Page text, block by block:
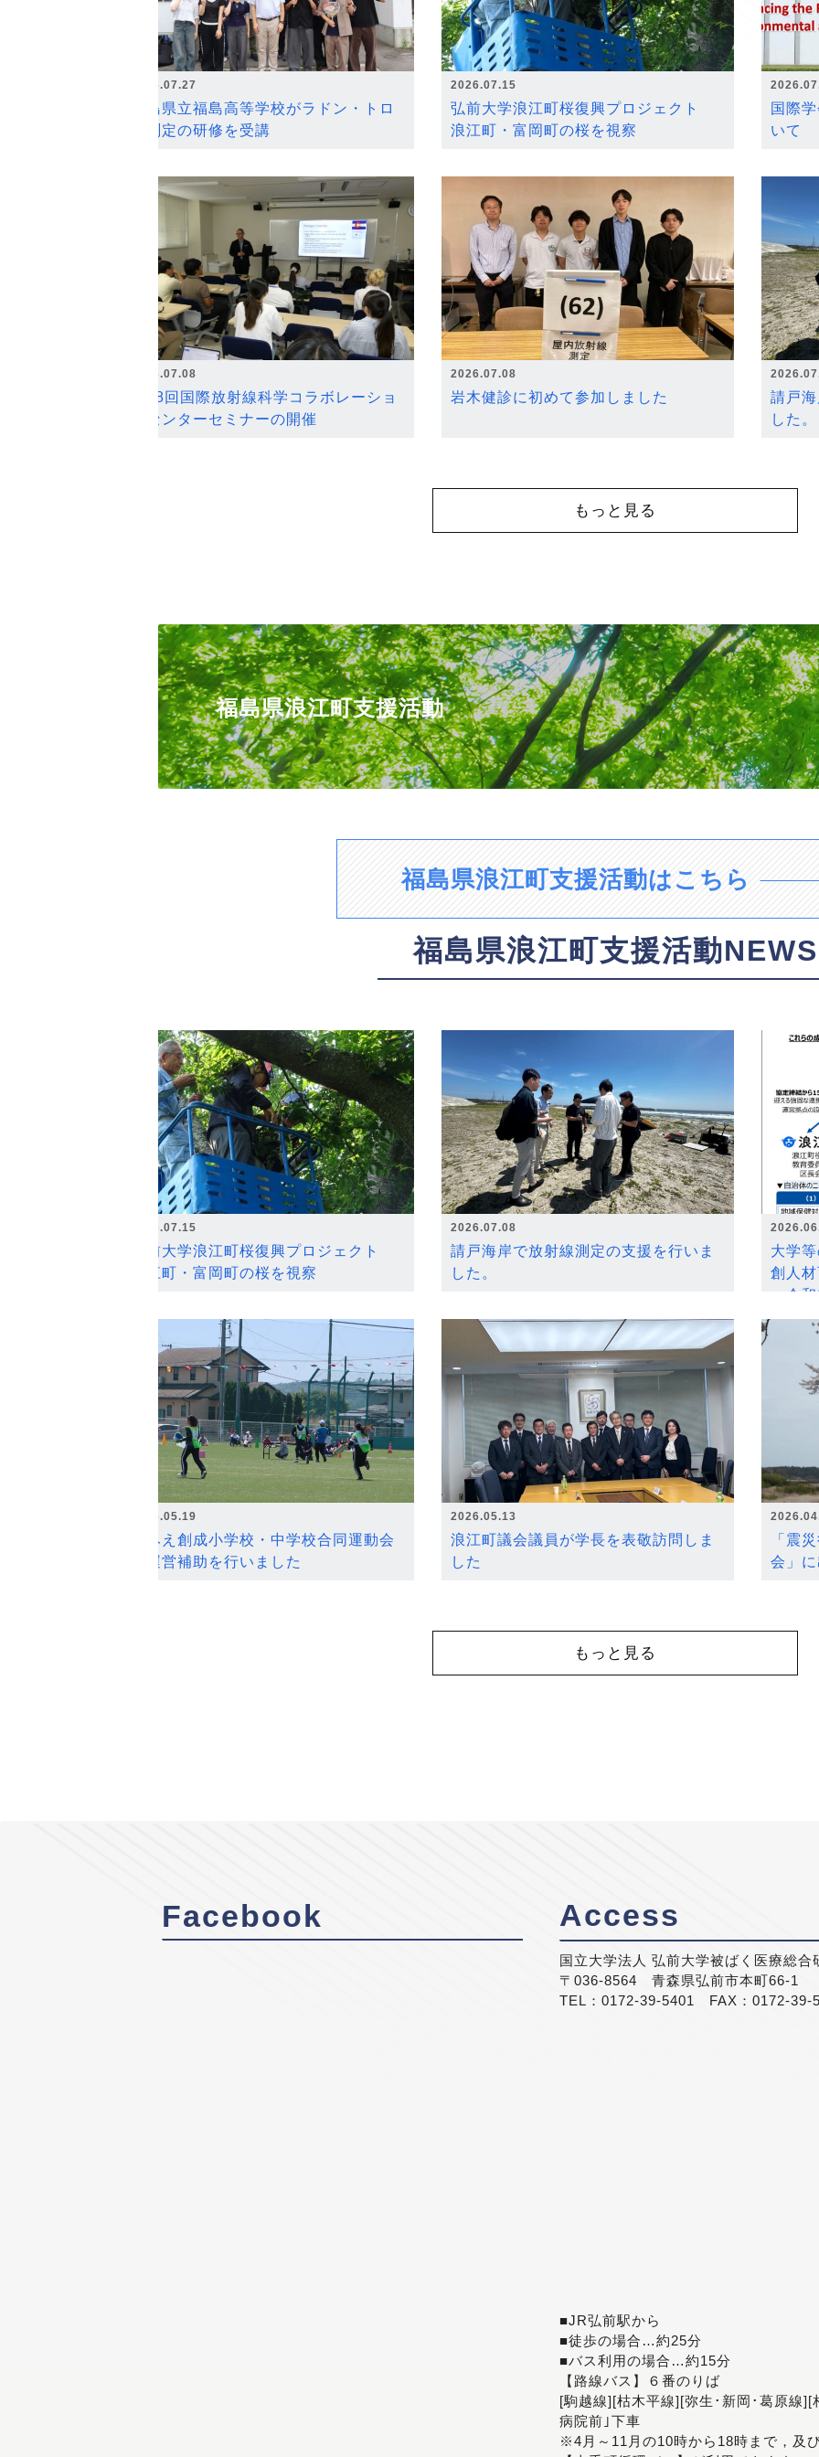
2026.07.27
福島県立福島高等学校がラドン・トロ
ン測定の研修を受講
2026.07.15
弘前大学浪江町桜復興プロジェクト
浪江町・富岡町の桜を視察
国際
いて
2026.07.08
第18回国際放射線科学コラボレーショ
ンセンターセミナーの開催
2026.07.08
岩木健診に初めて参加しました
請戸
した。
もっと見る
福島県浪江町支援活動
福島県浪江町支援活動はこちら
福島県浪江町支援活動NEWS
2026.07.15
弘前大学浪江町桜復興プロジェクト
浪江町・富岡町の桜を視察
2026.07.08
請戸海岸で放射線測定の支援を行いま
した。
大学
創人
～令
2026.05.19
なみえ創成小学校・中学校合同運動会
の運営補助を行いました
2026.05.13
浪江町議会議員が学長を表敬訪問しま
した
「震
会」
もっと見る
Facebook Access
国立大学法人 弘前大学被ばく医療総合
〒036-8564 青森県弘前市本町66-1
TEL：0172-39-5401 FAX：0172-39-
■JR弘前駅から
■徒歩の場合…約25分
■バス利用の場合…約15分
【路線バス】６番のりば
[駒越線][枯木平線][弥生･新岡･葛原線
病院前｣下車
※4月～11月の10時から18時まで，及